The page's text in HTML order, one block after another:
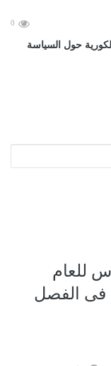
0
حول السياسة
للعام